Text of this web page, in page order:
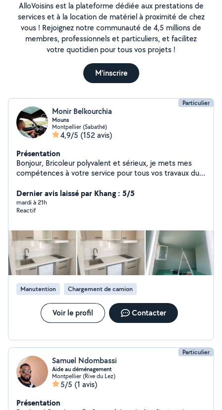
AlloVoisins est la plateforme dédiée aux prestations de
services et à la location de matériel à proximité de chez
vous ! Rejoignez notre communauté de 4,5 millions de
membres, professionnels et particuliers, et facilitez
votre quotidien pour tous vos projets !
M'inscrire
Particulier
Monir Belkourchia
Mouns
Montpellier (Sabathé)
4,9/5 (152 avis)
Présentation
Bonjour, Bricoleur polyvalent et sérieux, je mets mes
compétences à votre service pour tous vos travaux du
Bricolage en général Peinture intérieure / extérieure
Plâtre, enduit, rebouchage, finitions Réparations
diverses Dépannage et réparation machine à laver
améliorations de l'habitat Travail soigné Ponctuel et à
l'écoute Respect des délais Tarifs honnêtes N'hésitez
pas à me contacter, je réponds rapidement et je me
déplace avec plaisir pour vous aider
Dernier avis laissé par Khang : 5/5
mardi à 21h
Reactif
Manutention Chargement de camion
Voir le profil Contacter
Particulier
Samuel Ndombassi
Aide au déménagement
Montpellier (Rive du Lez)
5/5 (1 avis)
Présentation